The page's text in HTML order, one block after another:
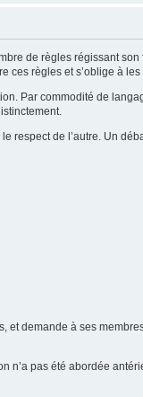
de règles régissant
ces règles et s’oblige à les
Par commodité de
respect de l’autre. Un
et demande à ses
n’a pas été abordée